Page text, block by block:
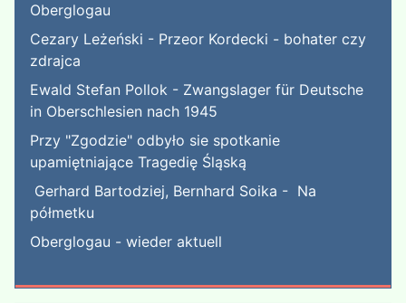
Oberglogau
Cezary Leżeński - Przeor Kordecki - bohater czy
zdrajca
Ewald Stefan Pollok - Zwangslager für Deutsche
in Oberschlesien nach 1945
Przy "Zgodzie" odbyło sie spotkanie
upamiętniające Tragedię Śląską
Gerhard Bartodziej, Bernhard Soika - Na
półmetku
Oberglogau - wieder aktuell